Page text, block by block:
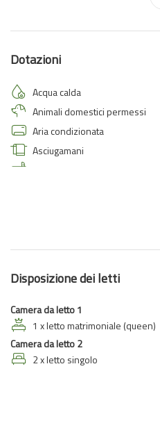
Dotazioni
Acqua calda
Animali domestici permessi
Aria condizionata
Asciugamani
Bidet
Doccia
Ferro da stiro
Fornelli
Forno
Frigorifero
Disposizione dei letti
Camera da letto 1
1 x letto matrimoniale (queen)
Camera da letto 2
2 x letto singolo